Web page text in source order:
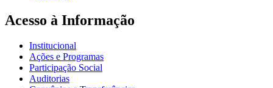
Acesso à Informação
Institucional
Ações e Programas
Participação Social
Auditorias